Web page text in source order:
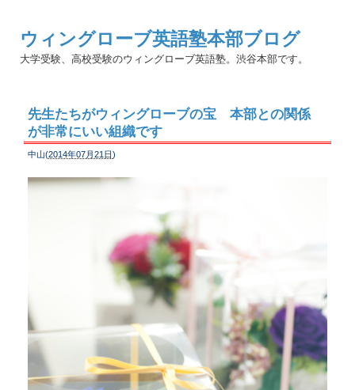
ウィングローブ英語塾本部ブログ
大学受験、高校受験のウィングローブ英語塾。渋谷本部です。
先生たちがウィングローブの宝 本部との関係
が非常にいい組織です
中山(2014年07月21日)